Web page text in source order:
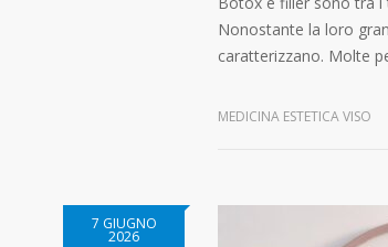
Nonostante la loro
caratterizzano. Molte
MEDICINA ESTETICA VISO
7 GIUGNO
2026